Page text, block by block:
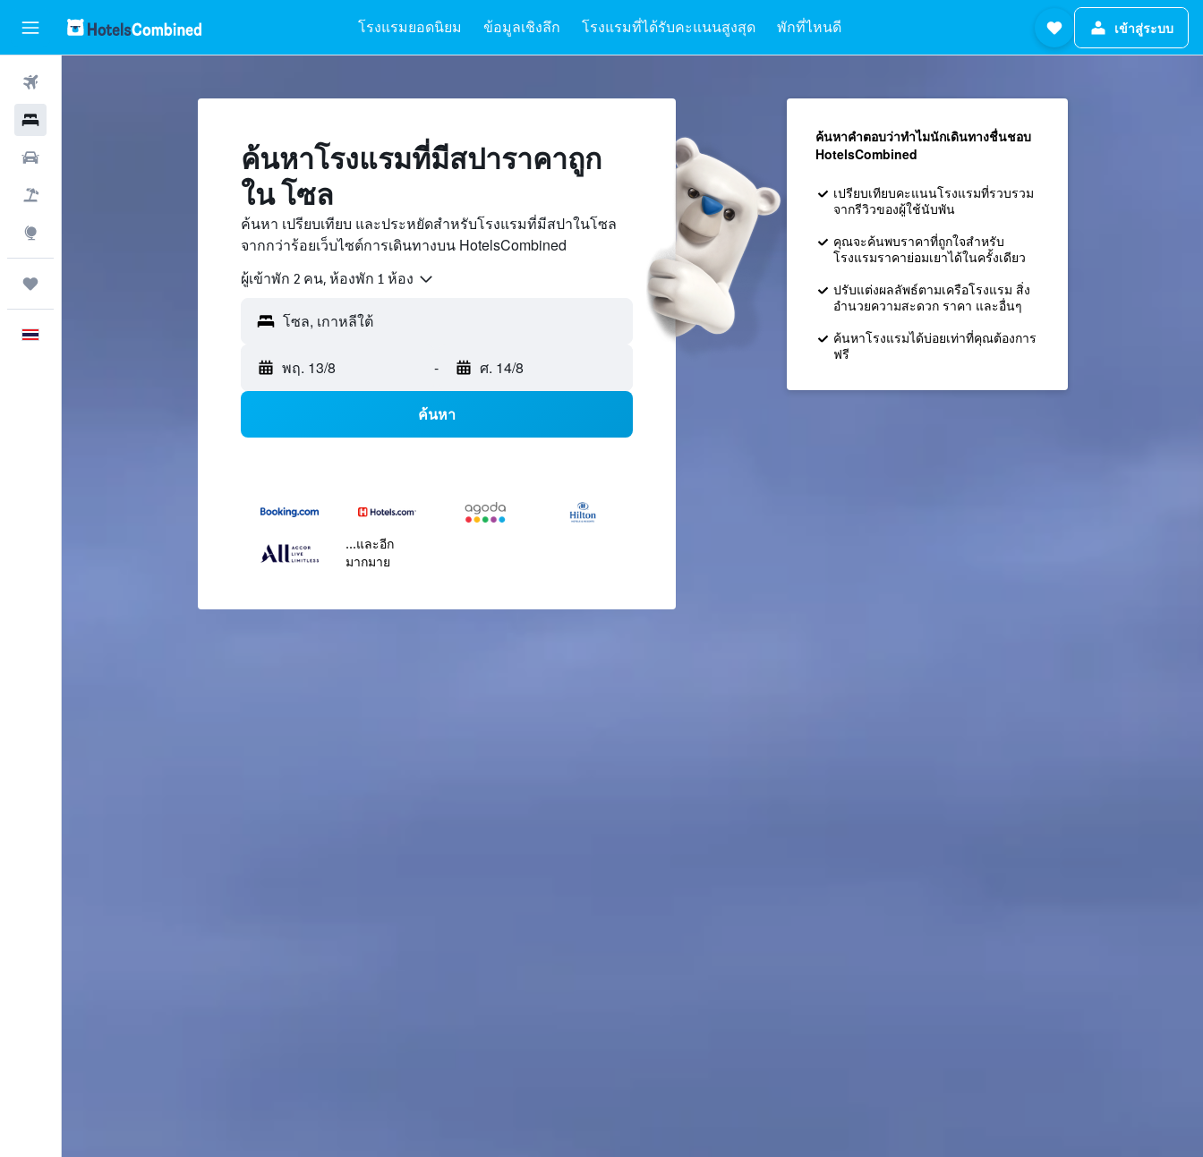
โรงแรมยอดนิยม ข้อมูลเชิงลึก โรงแรมที่ได้รับคะแนนสูงสุด พักที่ไหนดี เข้าสู่ระบบ
ค้นหาโรงแรมที่มีสปาราคาถูก
ใน โซล
ค้นหา เปรียบเทียบ และประหยัดสำหรับโรงแรมที่มีสปาในโซล
จากกว่าร้อยเว็บไซต์การเดินทางบน HotelsCombined
ผู้เข้าพัก 2 คน, ห้องพัก 1 ห้อง
โซล, เกาหลีใต้
พฤ. 13/8 - ศ. 14/8
ค้นหา
...และอีก
มากมาย
ค้นหาคำตอบว่าทำไมนักเดินทางชื่นชอบ
HotelsCombined
เปรียบเทียบคะแนนโรงแรมที่รวบรวม
จากรีวิวของผู้ใช้นับพัน
คุณจะค้นพบราคาที่ถูกใจสำหรับ
โรงแรมราคาย่อมเยาได้ในครั้งเดียว
ปรับแต่งผลลัพธ์ตามเครือโรงแรม สิ่ง
อำนวยความสะดวก ราคา และอื่นๆ
ค้นหาโรงแรมได้บ่อยเท่าที่คุณต้องการ
ฟรี